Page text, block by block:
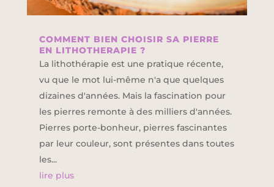
COMMENT BIEN CHOISIR SA PIERRE
EN LITHOTHERAPIE ?
La lithothérapie est une pratique récente,
vu que le mot lui-même n'a que quelques
dizaines d'années. Mais la fascination pour
les pierres remonte à des milliers d'années.
Pierres porte-bonheur, pierres fascinantes
par leur couleur, sont présentes dans toutes
les...
lire plus